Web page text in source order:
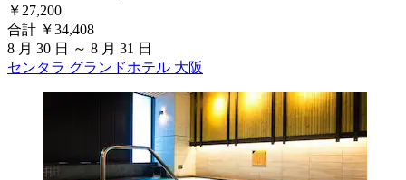
￥27,200
合計 ￥34,408
8 月 30 日 ～ 8 月 31 日
センタラ グランドホテル 大阪